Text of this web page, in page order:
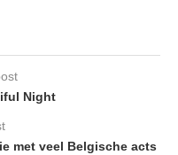
Night
met veel Belgische acts